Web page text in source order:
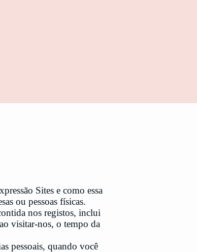
Sites e como essa
ou pessoas físicas.
nos registos, inclui
visitar-nos, o tempo da
pessoais, quando você